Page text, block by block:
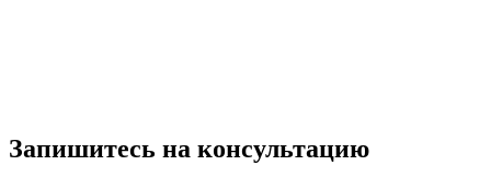
Запишитесь на консультацию